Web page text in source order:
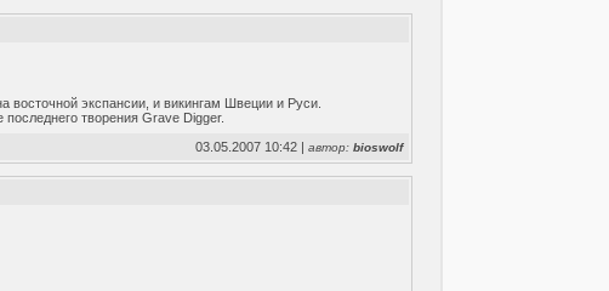
восточной экспансии, и викингам Швеции и Руси.
творения Grave Digger.
03.05.2007 10:42 |автор:bioswolf